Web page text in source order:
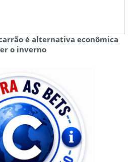
é alternativa econômica
o inverno